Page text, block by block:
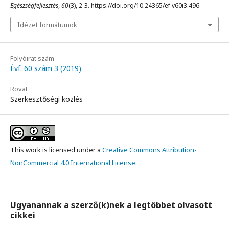
Egészségfejlesztés,60(3), 2-3. https://doi.org/10.24365/ef.v60i3.496
Idézet formátumok
Folyóirat szám
Évf. 60 szám 3 (2019)
Rovat
Szerkesztőségi közlés
This work is licensed under a Creative Commons Attribution-
NonCommercial 4.0 International License.
Ugyanannak a szerző(k)nek a legtöbbet olvasott
cikkei